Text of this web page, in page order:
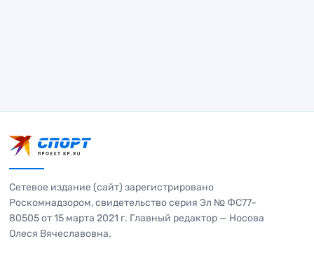
Сетевое издание (сайт) зарегистрировано
Роскомнадзором, свидетельство серия Эл № ФС77-
80505 от 15 марта 2021 г. Главный редактор — Носова
Олеся Вячеславовна.